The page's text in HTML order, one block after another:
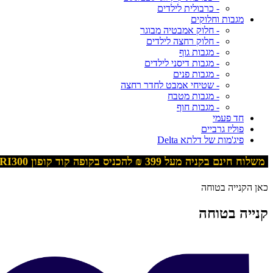
- כרבולית לילדים
מגבות וחלוקים
- חלוק אמבטיה מבוגר
- חלוק רחצה לילדים
- מגבות גוף
- מגבות דיסני לילדים
- מגבות פנים
- שטיחי אמבט לחדר רחצה
- מגבות מטבח
- מגבות חוף
חד פעמי
פוליז גרביים
פיג'מות של דלתא Delta
משלוח חינם בקניה מעל 399 ₪ להכניס בקופה קוד קופון
כאן הקנייה בטוחה
קנייה בטוחה